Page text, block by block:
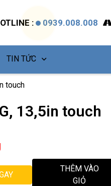
: 0939.008.008
TIN TỨC
touch
13,5in touch
THÊM VÀO
GIỎ